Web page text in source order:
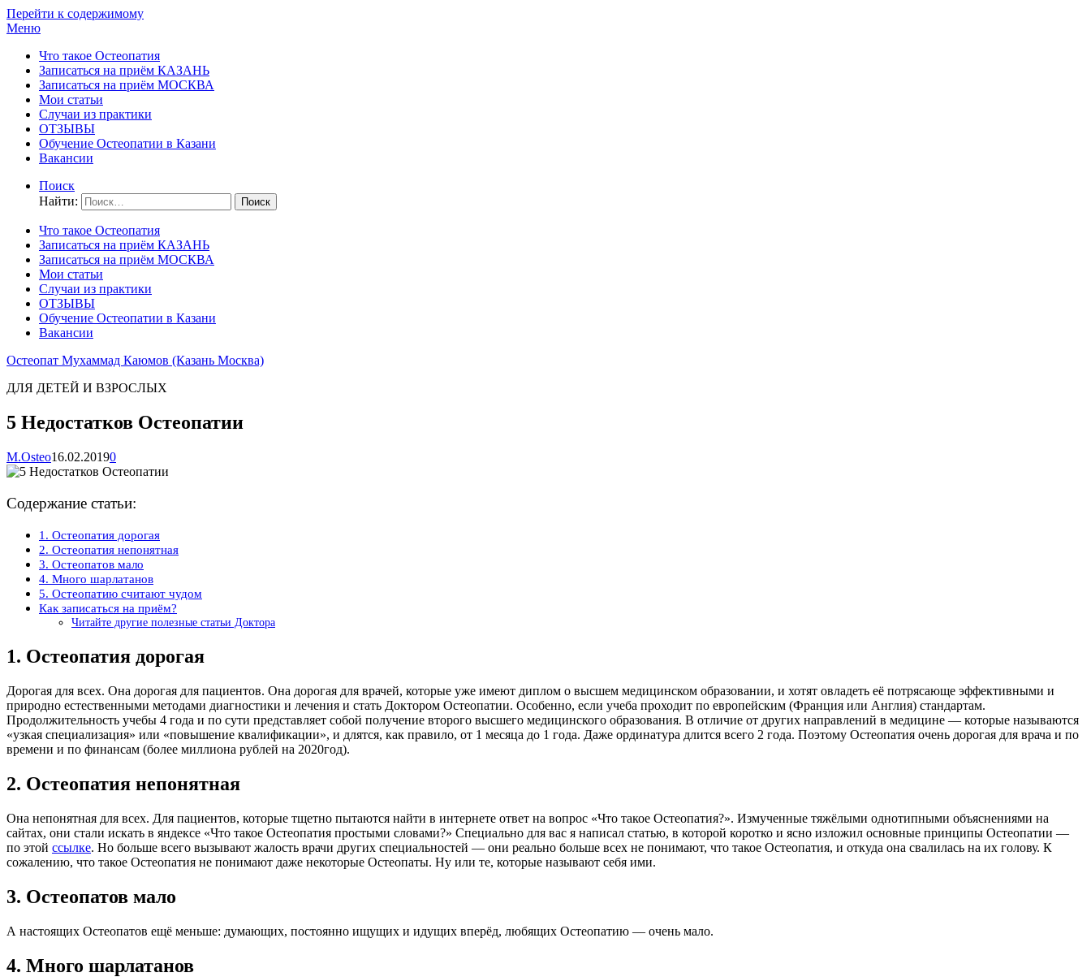
Перейти к содержимому
Меню
Что такое Остеопатия
Записаться на приём КАЗАНЬ
Записаться на приём МОСКВА
Мои статьи
Случаи из практики
ОТЗЫВЫ
Обучение Остеопатии в Казани
Вакансии
Поиск
Найти:
Что такое Остеопатия
Записаться на приём КАЗАНЬ
Записаться на приём МОСКВА
Мои статьи
Случаи из практики
ОТЗЫВЫ
Обучение Остеопатии в Казани
Вакансии
Остеопат Мухаммад Каюмов (Казань Москва)
ДЛЯ ДЕТЕЙ И ВЗРОСЛЫХ
5 Недостатков Остеопатии
M.Osteo16.02.20190
Содержание статьи:
1. Остеопатия дорогая
2. Остеопатия непонятная
3. Остеопатов мало
4. Много шарлатанов
5. Остеопатию считают чудом
Как записаться на приём?
Читайте другие полезные статьи Доктора
1. Остеопатия дорогая
Дорогая для всех. Она дорогая для пациентов. Она дорогая для врачей, которые уже имеют диплом о высшем медицинском образовании, и хотят овладеть её потрясающе эффективными и
природно естественными методами диагностики и лечения и стать Доктором Остеопатии. Особенно, если учеба проходит по европейским (Франция или Англия) стандартам.
Продолжительность учебы 4 года и по сути представляет собой получение второго высшего медицинского образования. В отличие от других направлений в медицине — которые называются
«узкая специализация» или «повышение квалификации», и длятся, как правило, от 1 месяца до 1 года. Даже ординатура длится всего 2 года. Поэтому Остеопатия очень дорогая для врача и по
времени и по финансам (более миллиона рублей на 2020год).
2. Остеопатия непонятная
Она непонятная для всех. Для пациентов, которые тщетно пытаются найти в интернете ответ на вопрос «Что такое Остеопатия?». Измученные тяжёлыми однотипными объяснениями на
сайтах, они стали искать в яндексе «Что такое Остеопатия простыми словами?» Специально для вас я написал статью, в которой коротко и ясно изложил основные принципы Остеопатии —
по этой ссылке. Но больше всего вызывают жалость врачи других специальностей — они реально больше всех не понимают, что такое Остеопатия, и откуда она свалилась на их голову. К
сожалению, что такое Остеопатия не понимают даже некоторые Остеопаты. Ну или те, которые называют себя ими.
3. Остеопатов мало
А настоящих Остеопатов ещё меньше: думающих, постоянно ищущих и идущих вперёд, любящих Остеопатию — очень мало.
4. Много шарлатанов